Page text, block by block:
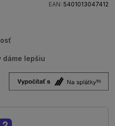
EAN: 5401013047412
dáme lepšiu